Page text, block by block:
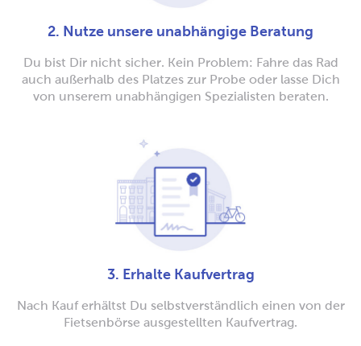
2. Nutze unsere unabhängige Beratung
Du bist Dir nicht sicher. Kein Problem: Fahre das Rad
auch außerhalb des Platzes zur Probe oder lasse Dich
von unserem unabhängigen Spezialisten beraten.
3. Erhalte Kaufvertrag
Nach Kauf erhältst Du selbstverständlich einen von der
Fietsenbörse ausgestellten Kaufvertrag.